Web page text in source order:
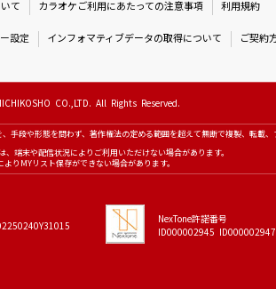
て カラオケご利用にあたっての注意事項 利用規約
設定 インフォマティブデータの取得について ご契約
CO.,LTD. All Rights Reserved.
手段や形態を問わず、著作権法の定める範囲を超えて無断で複製、転載、
、端末や配信状況によりご利用いただけない場合があります。
よりMYリスト保存ができない場合があります。
NexTone許諾番号
ID000002945